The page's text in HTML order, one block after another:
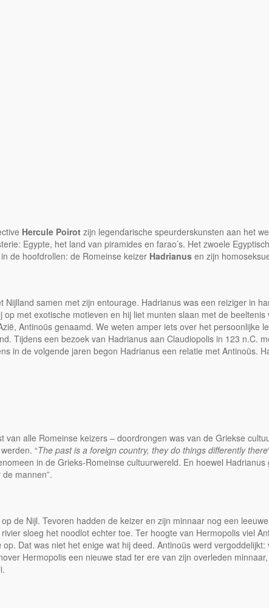
Hercule Poirot zijn legendarische speurderskunsten aan het
Egypte, het land van piramides en farao’s. Het zwoele
de hoofdrollen: de Romeinse keizer Hadrianus en zijn
samen met zijn entourage. Hadrianus was een reiziger in
met exotische motieven en hij liet munten slaan met de
Antinoüs genaamd. We weten amper iets over het persoonlijke
Tijdens een bezoek van Hadrianus aan Claudiopolis in 123 n.C.
in de volgende jaren begon Hadrianus een relatie met Antinoüs.
alle Romeinse keizers – doordrongen was van de Griekse
“The past is a foreign country, they do things differently there
in de Grieks-Romeinse cultuurwereld. En hoewel
mannen”.
de Nijl. Tevoren hadden de keizer en zijn minnaar nog een
sloeg het noodlot echter toe. Ter hoogte van Hermopolis viel
op. Dat was niet het enige wat hij deed. Antinoüs werd vergoddelijkt:
Hermopolis een nieuwe stad ter ere van zijn overleden